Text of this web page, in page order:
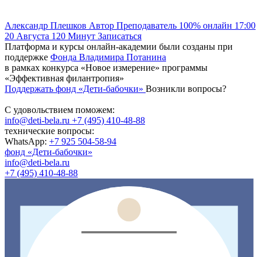
Александр Плешков Автор Преподаватель 100% онлайн 17:00
20 Августа 120 Минут Записаться
Платформа и курсы онлайн-академии были созданы при
поддержке Фонда Владимира Потанина
в рамках конкурса «Новое измерение» программы
«Эффективная филантропия»
Поддержать фонд «Дети-бабочки» Возникли вопросы?
С удовольствием поможем:
info@deti-bela.ru +7 (495) 410-48-88
технические вопросы:
WhatsApp: +7 925 504-58-94
фонд «Дети-бабочки»
info@deti-bela.ru
+7 (495) 410-48-88